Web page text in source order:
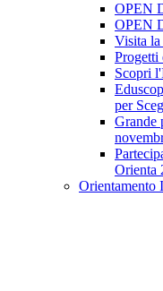
OPEN
OPEN
Visita la
Progetti
Scopri
per
Grande
Orienta
Orientamento